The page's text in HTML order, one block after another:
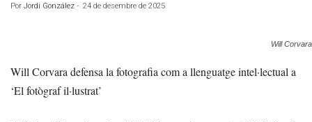
Por Jordi González - 24 de desembre de 2025
Will Corvara
Will Corvara defensa la fotografia com a llenguatge intel·lectual a
‘El fotògraf il·lustrat’